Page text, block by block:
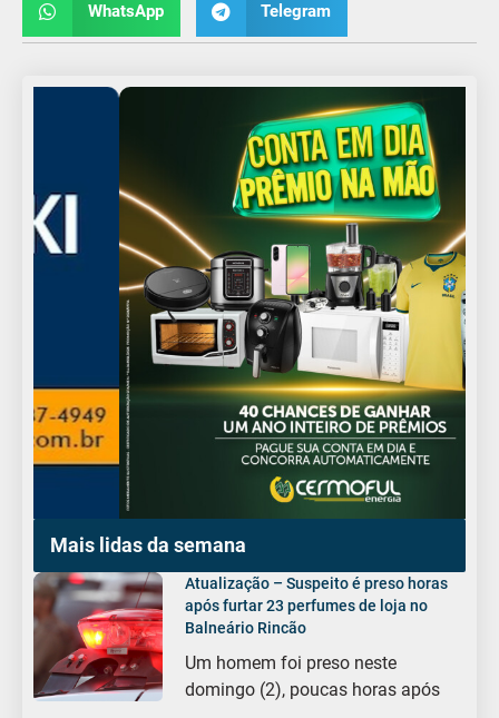
WhatsApp Telegram
Mais lidas da semana
Atualização – Suspeito é preso horas
após furtar 23 perfumes de loja no
Balneário Rincão
Um homem foi preso neste
domingo (2), poucas horas após